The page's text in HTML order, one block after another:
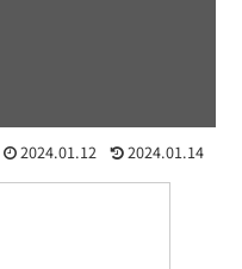
2024.01.12 2024.01.14